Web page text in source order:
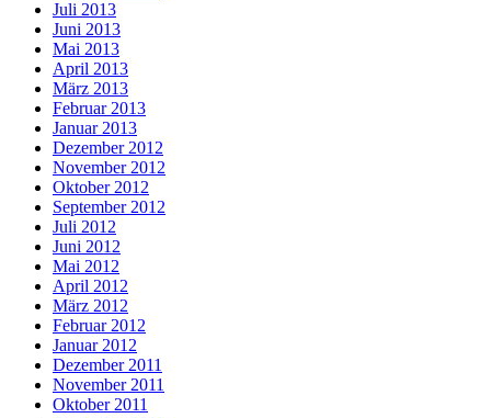
Juli 2013
Juni 2013
Mai 2013
April 2013
März 2013
Februar 2013
Januar 2013
Dezember 2012
November 2012
Oktober 2012
September 2012
Juli 2012
Juni 2012
Mai 2012
April 2012
März 2012
Februar 2012
Januar 2012
Dezember 2011
November 2011
Oktober 2011